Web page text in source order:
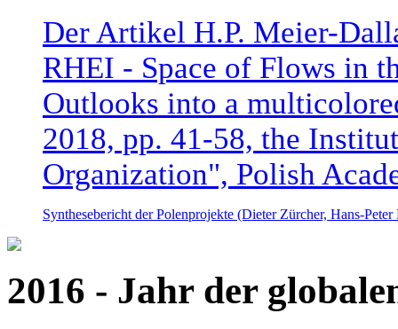
Der Artikel H.P. Meier-
RHEI - Space of Flows in
Outlooks into a
2018, pp. 41-58, the
Organization", Polish
Synthesebericht der Polenprojekte (Dieter Zürcher, Hans-
2016 - Jahr der